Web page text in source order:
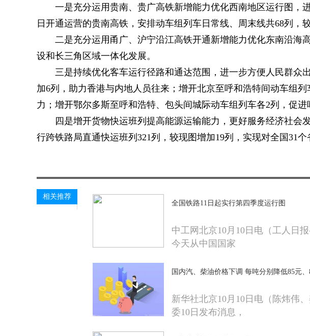
一是充分运用贵南、贵广高铁新增能力优化西南地区运行图，
日开通运营的贵南高铁，安排动车组列车日常线、周末线共68列，
二是充分运用甬广、沪宁沿江高铁开通新增能力优化东南沿海
设和长三角区域一体化发展。
三是持续优化客车运行径路和通达范围，进一步方便人民群众
加6列，助力香港与内地人员往来；增开北京至呼和浩特间动车组
力；增开鄂尔多斯至呼和浩特、包头间城际动车组列车各2列，促进
四是增开货物快运班列提高能源运输能力，更好服务经济社会
行跨铁路局直通快运班列321列，较现图增加19列，实现对全国31个
相关推荐
全国铁路11日起实行第四季度运行图
中工网北京10月10日电（工人日
今天从中国国家
国内汽、柴油价格下调 每吨分别降低85元、
新华社北京10月10日电（陈炜伟
委10日发布消息，